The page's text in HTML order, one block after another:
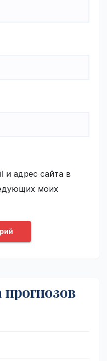
и адрес сайта в
моих